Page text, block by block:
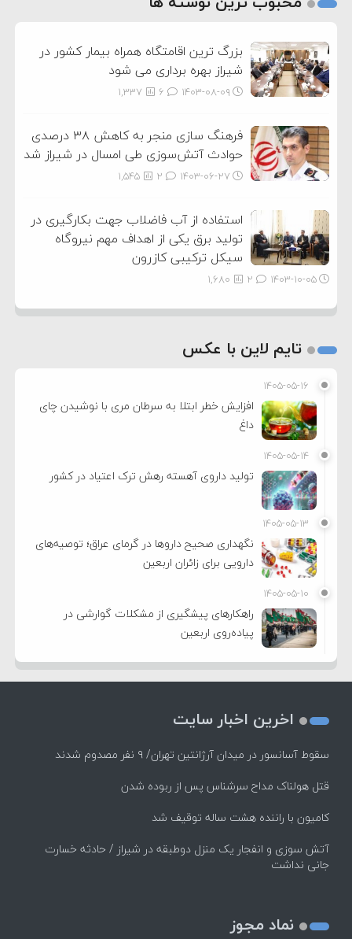
بزرگ ترین اقامتگاه همراه بیمار کشور در
شیراز بهره برداری می شود
۱۴۰۳-۰۸-۰۹ 1,337
فرهنگ سازی منجر به کاهش ۳۸ درصدی
حوادث آتش‌سوزی طی امسال در شیراز شد
۱۴۰۳-۰۶-۲۷ 1,545
استفاده از آب فاضلاب جهت بکارگیری در
تولید برق یکی از اهداف مهم نیروگاه
سیکل ترکیبی کازرون
۱۴۰۳-۱۰-۰۵ 1,680
تایم لاین با عکس
۱۴۰۵-۰۵-۱۶
افزایش خطر ابتلا به سرطان مری با نوشیدن چای
داغ
۱۴۰۵-۰۵-۱۴
تولید داروی آهسته رهش ترک اعتیاد در کشور
۱۴۰۵-۰۵-۱۳
نگهداری صحیح داروها در گرمای عراق؛ توصیه‌های
دارویی برای زائران اربعین
۱۴۰۵-۰۵-۱۰
راهکارهای پیشگیری از مشکلات گوارشی در
پیاده‌روی اربعین
اخرین اخبار سایت
سقوط آسانسور در میدان آرژانتین تهران/ ۹ نفر مصدوم شدند
قتل هولناک مداح سرشناس پس از ربوده شدن
کامیون با راننده هشت ساله توقیف شد
آتش سوزی و انفجار یک منزل دوطبقه در شیراز / حادثه خسارت
جانی نداشت
نماد مجوز